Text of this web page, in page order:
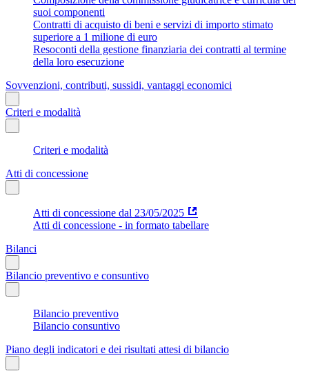
suoi componenti
Contratti di acquisto di beni e servizi di importo stimato
superiore a 1 milione di euro
Resoconti della gestione finanziaria dei contratti al termine
della loro esecuzione
Sovvenzioni, contributi, sussidi, vantaggi economici
Criteri e modalità
Criteri e modalità
Atti di concessione
Atti di concessione dal 23/05/2025
Atti di concessione - in formato tabellare
Bilanci
Bilancio preventivo e consuntivo
Bilancio preventivo
Bilancio consuntivo
Piano degli indicatori e dei risultati attesi di bilancio